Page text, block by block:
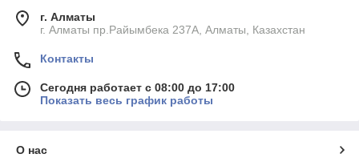
г. Алматы
г. Алматы пр.Райымбека 237А, Алматы, Казахстан
Контакты
Сегодня работает с 08:00 до 17:00
Показать весь график работы
О нас